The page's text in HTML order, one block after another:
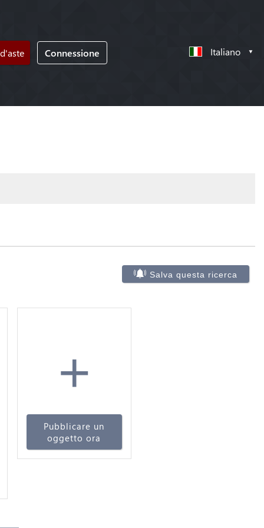
Connessione Italiano
Salva questa ricerca
+
Pubblicare un
oggetto ora